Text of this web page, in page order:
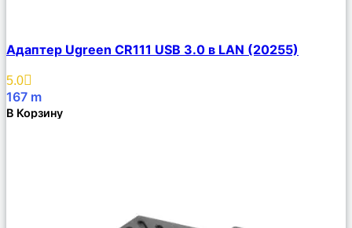
Описание
Избранное
Адаптер Ugreen CR111 USB 3.0 в LAN (20255)
5.0
167 m
В Корзину